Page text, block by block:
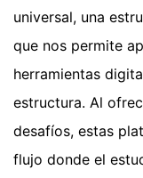
universal, una
que nos permite
herramientas
estructura. Al
desafíos, estas
flujo donde el